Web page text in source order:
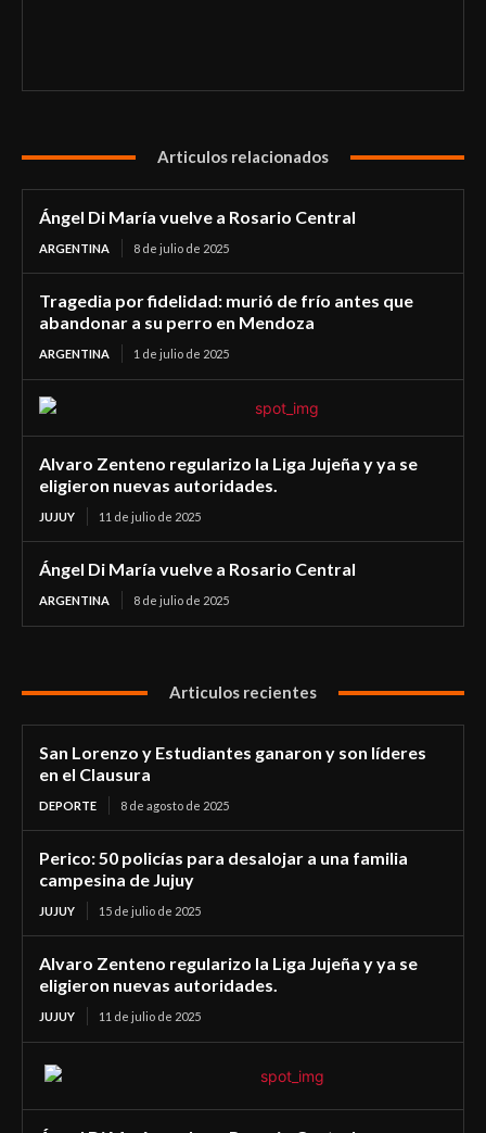
Articulos relacionados
Ángel Di María vuelve a Rosario Central
ARGENTINA 8 de julio de 2025
Tragedia por fidelidad: murió de frío antes que
abandonar a su perro en Mendoza
ARGENTINA 1 de julio de 2025
Alvaro Zenteno regularizo la Liga Jujeña y ya se
eligieron nuevas autoridades.
JUJUY 11 de julio de 2025
Ángel Di María vuelve a Rosario Central
ARGENTINA 8 de julio de 2025
Articulos recientes
San Lorenzo y Estudiantes ganaron y son líderes
en el Clausura
DEPORTE 8 de agosto de 2025
Perico: 50 policías para desalojar a una familia
campesina de Jujuy
JUJUY 15 de julio de 2025
Alvaro Zenteno regularizo la Liga Jujeña y ya se
eligieron nuevas autoridades.
JUJUY 11 de julio de 2025